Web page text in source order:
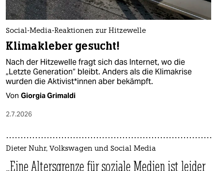
Social-Media-Reaktionen zur Hitzewelle
Klimakleber gesucht!
Nach der Hitzewelle fragt sich das Internet, wo die
„Letzte Generation“ bleibt. Anders als die Klimakrise
wurden die Ak­ti­vis­t*in­nen aber bekämpft.
Von Giorgia Grimaldi
2.7.2026
Dieter Nuhr, Volkswagen und Social Media
„Eine Altersgrenze für soziale Medien ist leider